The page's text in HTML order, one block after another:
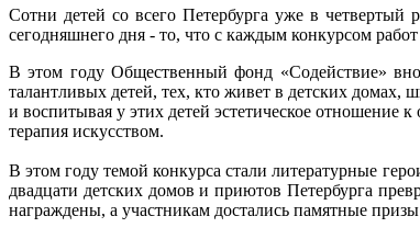
Сотни детей со всего Петербурга уже в
сегодняшнего дня - то, что с каждым конкурсом
В этом году Общественный фонд «Содействие»
талантливых детей, тех, кто живет в детских домах,
и воспитывая у этих детей эстетическое
терапия искусством.
В этом году темой конкурса стали литературные
двадцати детских домов и приютов Петербурга
награждены, а участникам достались памятные